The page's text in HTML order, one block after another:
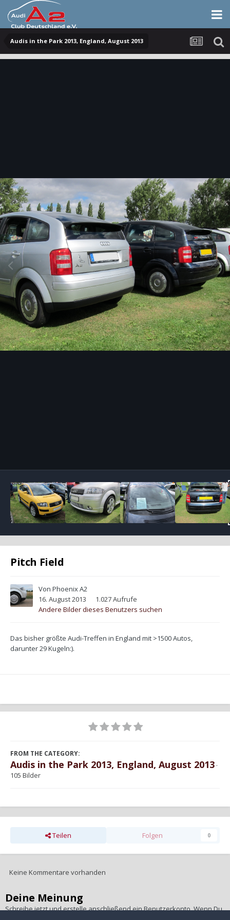
Audis in the Park 2013, England, August 2013
Pitch Field
Von Phoenix A2
16. August 2013
1.027 Aufrufe
Andere Bilder dieses Benutzers suchen
Das bisher größte Audi-Treffen in England mit >1500 Autos,
darunter 29 Kugeln:).
FROM THE CATEGORY:
Audis in the Park 2013, England, August 2013 ·
105 Bilder
Teilen Folgen 0
Keine Kommentare vorhanden
Deine Meinung
Schreibe jetzt und erstelle anschließend ein Benutzerkonto. Wenn Du